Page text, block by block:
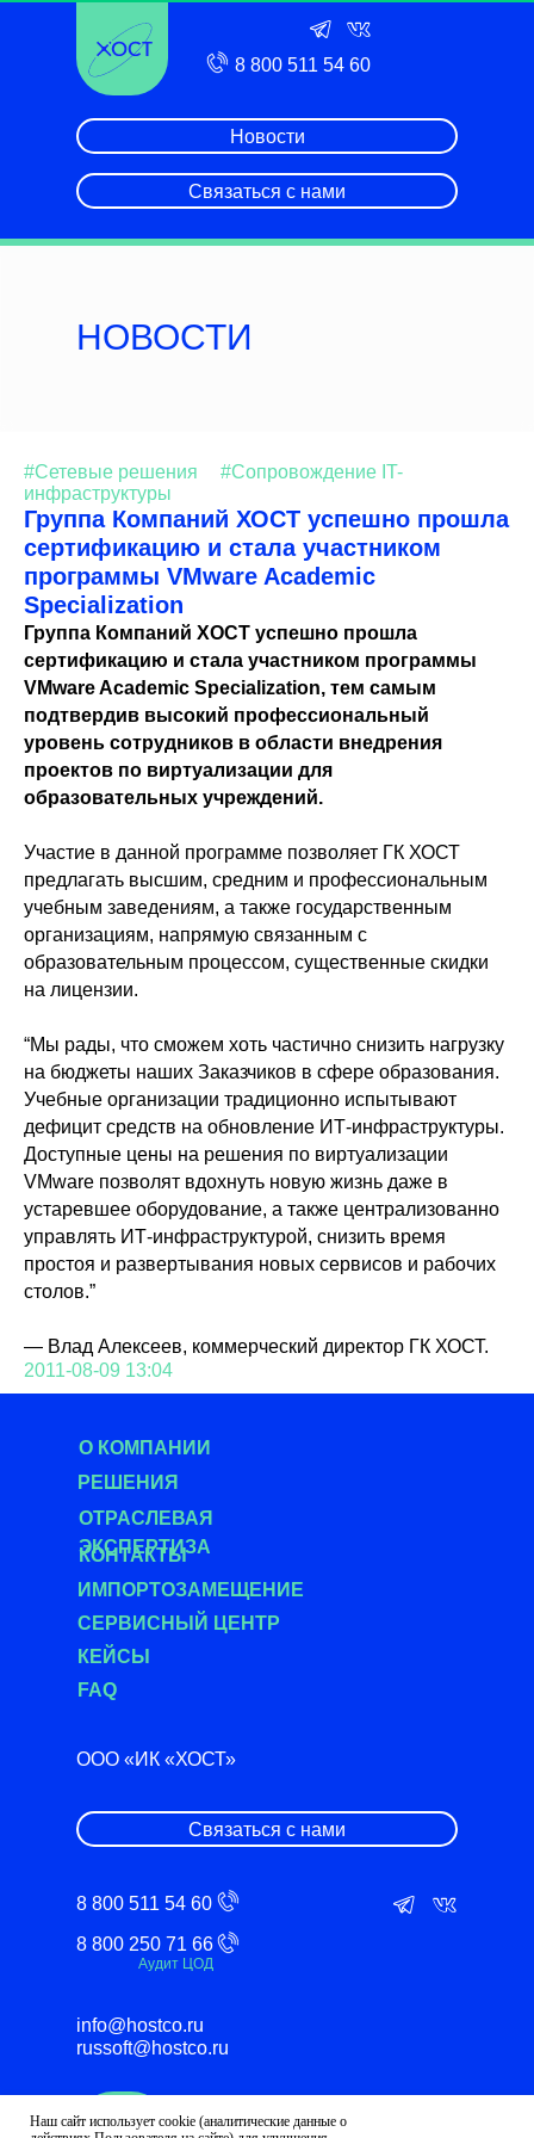
Связаться с нами
Новости
8 800 511 54 60
НОВОСТИ
#Сетевые решения
#Сопровождение IT-
инфраструктуры
Группа Компаний ХОСТ успешно прошла
сертификацию и стала участником
программы VMware Academic
Specialization
Группа Компаний ХОСТ успешно прошла
сертификацию и стала участником программы
VMware Academic Specialization, тем самым
подтвердив высокий профессиональный
уровень сотрудников в области внедрения
проектов по виртуализации для
образовательных учреждений.
Участие в данной программе позволяет ГК ХОСТ
предлагать высшим, средним и профессиональным
учебным заведениям, а также государственным
организациям, напрямую связанным с
образовательным процессом, существенные скидки
на лицензии.
“Мы рады, что сможем хоть частично снизить нагрузку
на бюджеты наших Заказчиков в сфере образования.
Учебные организации традиционно испытывают
дефицит средств на обновление ИТ-инфраструктуры.
Доступные цены на решения по виртуализации
VMware позволят вдохнуть новую жизнь даже в
устаревшее оборудование, а также централизованно
управлять ИТ-инфраструктурой, снизить время
простоя и развертывания новых сервисов и рабочих
столов.”
— Влад Алексеев, коммерческий директор ГК ХОСТ.
2011-08-09 13:04
Связаться с нами
info@hostco.ru
ООО «ИК «ХОСТ»
russoft@hostco.ru
О КОМПАНИИ
РЕШЕНИЯ
ОТРАСЛЕВАЯ
ЭКСПЕРТИЗА
КОНТАКТЫ
ИМПОРТОЗАМЕЩЕНИЕ
СЕРВИСНЫЙ ЦЕНТР
КЕЙСЫ
FAQ
Политика в области качества
Аудит ЦОД
8 800 511 54 60
8 800 250 71 66
Наш сайт использует cookie (аналитические данные о